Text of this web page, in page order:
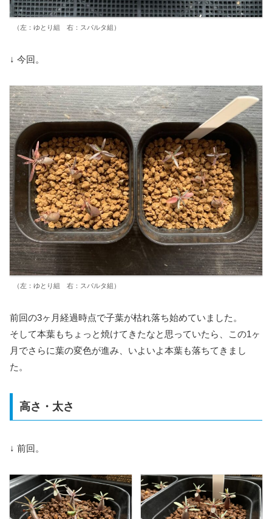
（左：ゆとり組 右：スパルタ組）
↓ 今回。
（左：ゆとり組 右：スパルタ組）
前回の3ヶ月経過時点で子葉が枯れ落ち始めていました。
そして本葉もちょっと焼けてきたなと思っていたら、この1ヶ
月でさらに葉の変色が進み、いよいよ本葉も落ちてきまし
た。
高さ・太さ
↓ 前回。